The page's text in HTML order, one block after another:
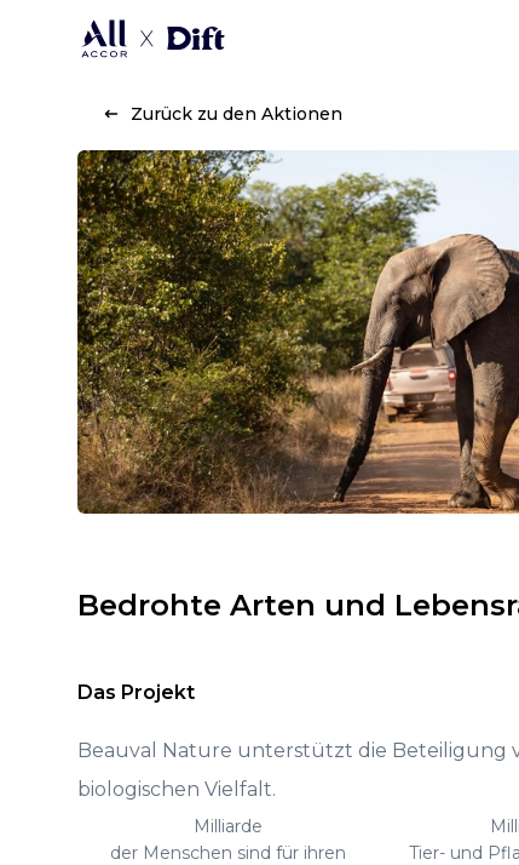
Zurück zu den Aktionen
Bedrohte Arten und
Das Projekt
Beauval Nature unterstützt die Beteiligung
biologischen Vielfalt.
Milliarde
der Menschen sind für ihren
Tier- und